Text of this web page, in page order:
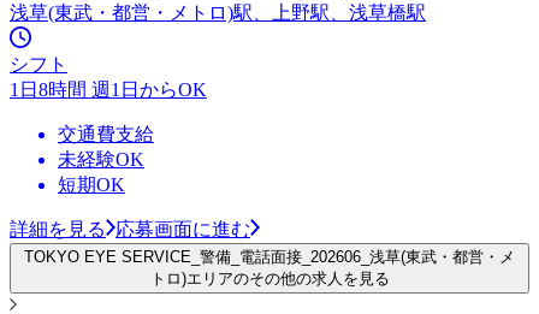
浅草(東武・都営・メトロ)駅、上野駅、浅草橋駅
シフト
1日8時間 週1日からOK
交通費支給
未経験OK
短期OK
詳細を見る 応募画面に進む
TOKYO EYE SERVICE_警備_電話面接_202606_浅草(東武・都営・メ
トロ)エリアのその他の求人を見る